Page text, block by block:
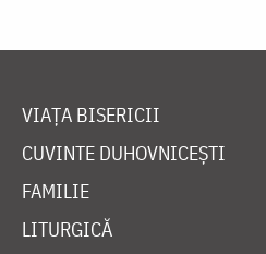
VIAȚA BISERICII
CUVINTE DUHOVNICEȘTI
FAMILIE
LITURGICĂ